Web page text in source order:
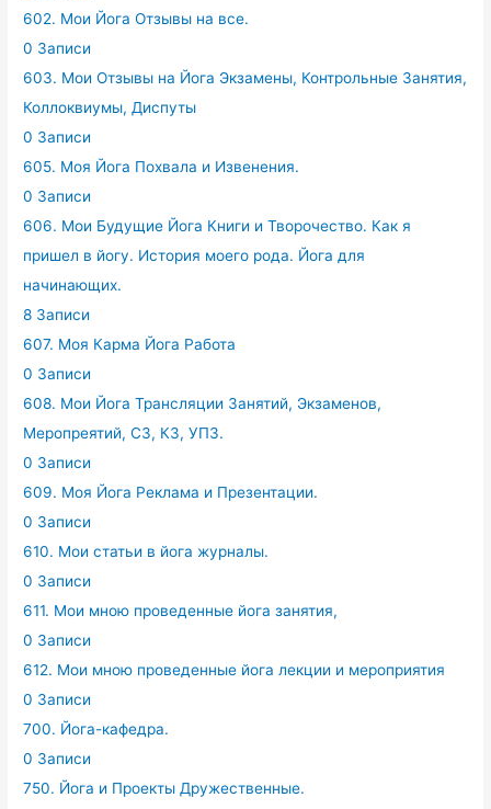
602. Мои Йога Отзывы на все.
0 Записи
603. Мои Отзывы на Йога Экзамены, Контрольные Занятия,
Коллоквиумы, Диспуты
0 Записи
605. Моя Йога Похвала и Извенения.
0 Записи
606. Мои Будущие Йога Книги и Творочество. Как я
пришел в йогу. История моего рода. Йога для
начинающих.
8 Записи
607. Моя Карма Йога Работа
0 Записи
608. Мои Йога Трансляции Занятий, Экзаменов,
Меропреятий, СЗ, КЗ, УПЗ.
0 Записи
609. Моя Йога Реклама и Презентации.
0 Записи
610. Мои статьи в йога журналы.
0 Записи
611. Мои мною проведенные йога занятия,
0 Записи
612. Мои мною проведенные йога лекции и мероприятия
0 Записи
700. Йога-кафедра.
0 Записи
750. Йога и Проекты Дружественные.